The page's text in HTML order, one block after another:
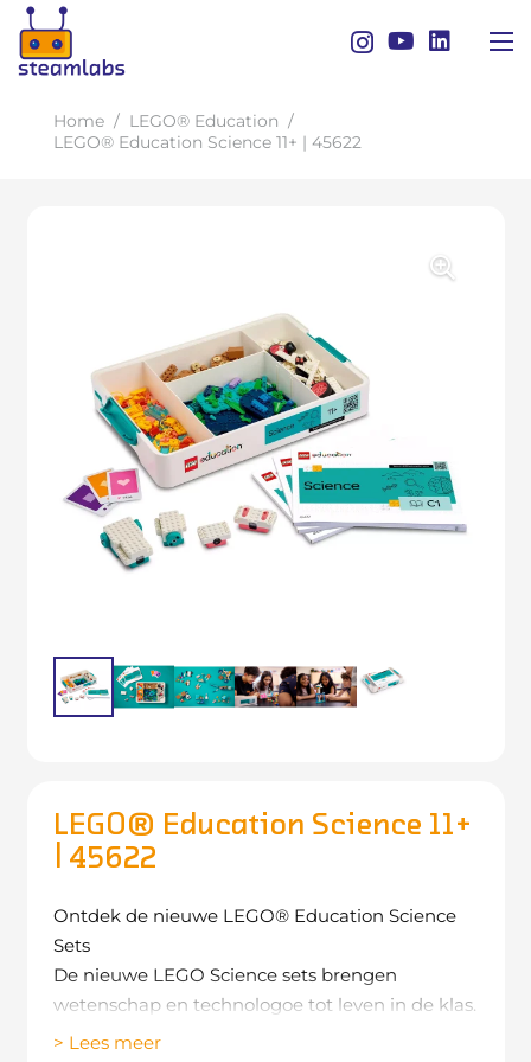
Home / LEGO® Education /
LEGO® Education Science 11+ | 45622
LEGO® Education Science 11+
| 45622
Ontdek de nieuwe LEGO® Education Science
Sets
De nieuwe LEGO Science sets brengen
wetenschap en technologoe tot leven in de klas.
Met hands-on bouwopdrachten en interactieve
> Lees meer